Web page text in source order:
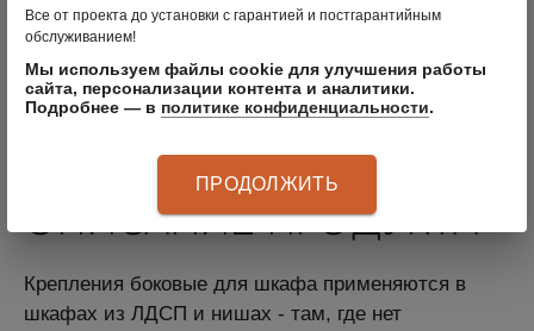
АРТИКУЛ:70104010
ОПИСАНИЕ ПРОДУКТА
Крепления боковые для шкафа применяются в
шкафах из ЛДСП и нишах - там, где нет
Все от проекта до установки с гарантией и постгарантийным
обслуживанием!
Мы используем файлы cookie для улучшения работы
сайта, персонализации контента и аналитики.
Подробнее — в политике конфиденциальности.
ПРОДОЛЖИТЬ